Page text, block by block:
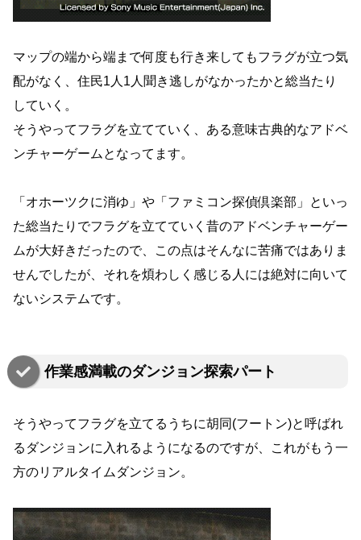
マップの端から端まで何度も行き来してもフラグが立つ気
配がなく、住民1人1人聞き逃しがなかったかと総当たり
していく。
そうやってフラグを立てていく、ある意味古典的なアドベ
ンチャーゲームとなってます。
「オホーツクに消ゆ」や「ファミコン探偵倶楽部」といっ
た総当たりでフラグを立てていく昔のアドベンチャーゲー
ムが大好きだったので、この点はそんなに苦痛ではありま
せんでしたが、それを煩わしく感じる人には絶対に向いて
ないシステムです。
作業感満載のダンジョン探索パート
そうやってフラグを立てるうちに胡同(フートン)と呼ばれ
るダンジョンに入れるようになるのですが、これがもう一
方のリアルタイムダンジョン。